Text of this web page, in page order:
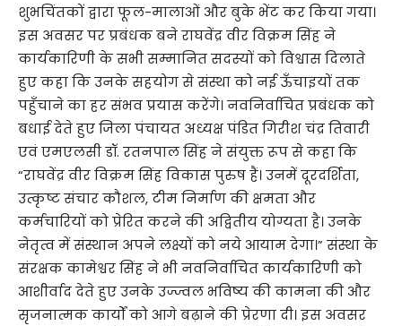
शुभचिंतकों द्वारा फूल-मालाओं और बुके भेंट कर किया गया।
इस अवसर पर प्रबंधक बने राघवेंद्र वीर विक्रम सिंह ने
कार्यकारिणी के सभी सम्मानित सदस्यों को विश्वास दिलाते
हुए कहा कि उनके सहयोग से संस्था को नई ऊँचाइयों तक
पहुँचाने का हर संभव प्रयास करेंगे। नवनिर्वाचित प्रबंधक को
बधाई देते हुए जिला पंचायत अध्यक्ष पंडित गिरीश चंद्र तिवारी
एवं एमएलसी डॉ. रतनपाल सिंह ने संयुक्त रूप से कहा कि
“राघवेंद्र वीर विक्रम सिंह विकास पुरुष हैं। उनमें दूरदर्शिता,
उत्कृष्ट संचार कौशल, टीम निर्माण की क्षमता और
कर्मचारियों को प्रेरित करने की अद्वितीय योग्यता है। उनके
नेतृत्व में संस्थान अपने लक्ष्यों को नये आयाम देगा।” संस्था के
संरक्षक कामेश्वर सिंह ने भी नवनिर्वाचित कार्यकारिणी को
आशीर्वाद देते हुए उनके उज्ज्वल भविष्य की कामना की और
सृजनात्मक कार्यों को आगे बढ़ाने की प्रेरणा दी। इस अवसर